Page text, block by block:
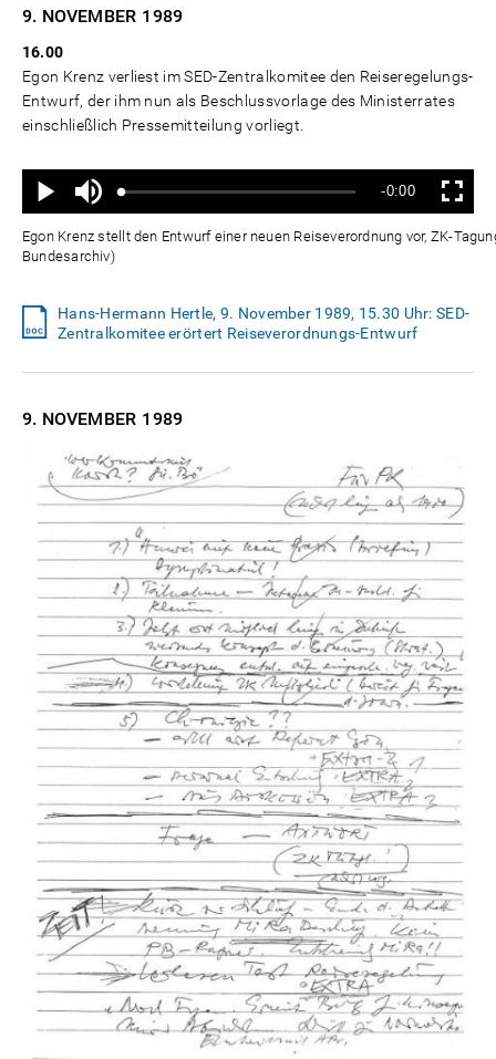
9. NOVEMBER 1989
16.00
Egon Krenz verliest im SED-Zentralkomitee den Reiseregelungs-
Entwurf, der ihm nun als Beschlussvorlage des Ministerrates
einschließlich Pressemitteilung vorliegt.
Wiedergabe
Ton
aus
Geladen:
Status:
Verbleibende
Zeit
-0:00 Vollbild
Egon Krenz stellt den Entwurf einer neuen Reiseverordnung vor, ZK-
Bundesarchiv)
Hans-Hermann Hertle, 9. November 1989, 15.30 Uhr: SED-
Zentralkomitee erörtert Reiseverordnungs-Entwurf
9. NOVEMBER 1989